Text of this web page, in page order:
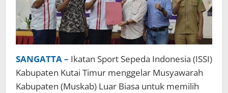
SANGATTA – Ikatan Sport Sepeda Indonesia (ISSI)
Kabupaten Kutai Timur menggelar Musyawarah
Kabupaten (Muskab) Luar Biasa untuk memilih